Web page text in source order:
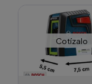
Cotízalo